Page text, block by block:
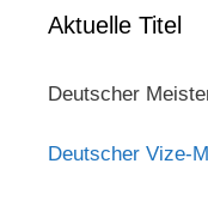
Aktuelle Titel
Deutscher
Deutscher Vize-